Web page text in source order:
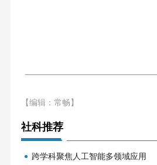
【编辑：常畅】
社科推荐
跨学科聚焦人工智能多领域应用